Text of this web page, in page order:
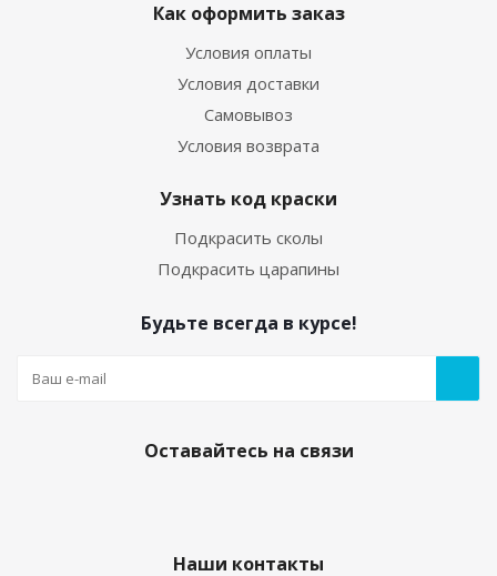
Как оформить заказ
Условия оплаты
Условия доставки
Самовывоз
Условия возврата
Узнать код краски
Подкрасить сколы
Подкрасить царапины
Будьте всегда в курсе!
Оставайтесь на связи
Наши контакты